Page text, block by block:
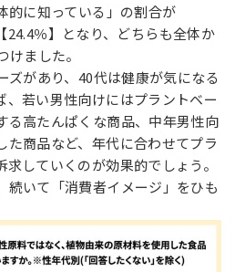
的に知っている」の割合が
24.4％】となり、どちらも全体か
ました。
ズがあり、40代は健康が気になる
、若い男性向けにはプラントベー
る高たんぱくな商品、中年男性向
た商品など、年代に合わせてプラ
していくのが効果的でしょう。
続いて「消費者イメージ」をひも